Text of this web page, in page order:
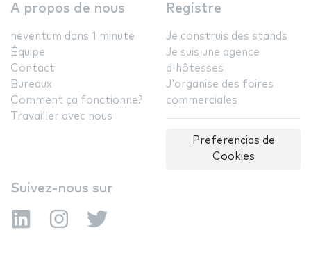
A propos de nous
neventum dans 1 minute
Équipe
Contact
Bureaux
Comment ça fonctionne?
Travailler avec nous
Registre
Je construis des stands
Je suis une agence
d'hôtesses
J'organise des foires
commerciales
Preferencias de
Cookies
Suivez-nous sur